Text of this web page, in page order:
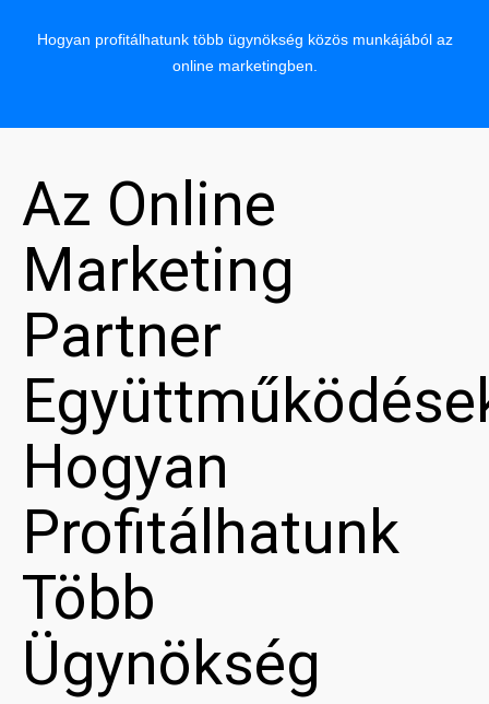
Hogyan profitálhatunk több ügynökség közös munkájából az
online marketingben.
Az Online
Marketing
Partner
Hogyan
Profitálhatunk
Több
Ügynökség